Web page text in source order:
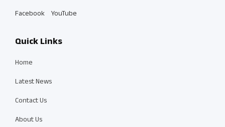
Facebook YouTube
Quick Links
Home
Latest News
Contact Us
About Us